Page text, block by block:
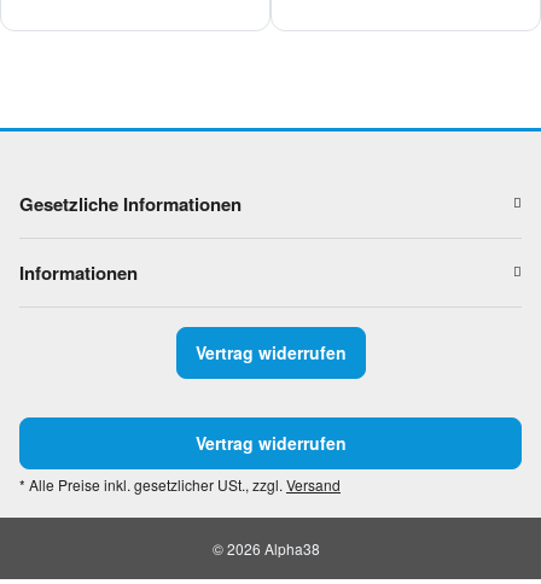
Gesetzliche Informationen
Informationen
Vertrag widerrufen
Vertrag widerrufen
* Alle Preise inkl. gesetzlicher USt., zzgl. Versand
© 2026 Alpha38